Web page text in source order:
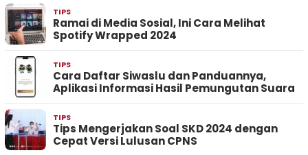
TIPS
Ramai di Media Sosial, Ini Cara Melihat
Spotify Wrapped 2024
TIPS
Cara Daftar Siwaslu dan Panduannya,
Aplikasi Informasi Hasil Pemungutan Suara
TIPS
Tips Mengerjakan Soal SKD 2024 dengan
Cepat Versi Lulusan CPNS